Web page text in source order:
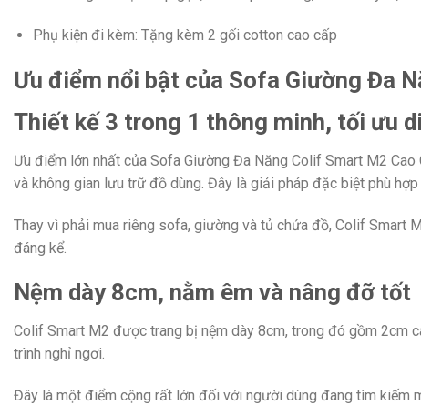
Phụ kiện đi kèm: Tặng kèm 2 gối cotton cao cấp
Ưu điểm nổi bật của Sofa Giường Đa
Thiết kế 3 trong 1 thông minh, tối ưu
Ưu điểm lớn nhất của Sofa Giường Đa Năng Colif Smart M2
và không gian lưu trữ đồ dùng. Đây là giải pháp đặc biệt phù
Thay vì phải mua riêng sofa, giường và tủ chứa đồ, Colif Smart
đáng kể.
Nệm dày 8cm, nằm êm và nâng đỡ tốt
Colif Smart M2 được trang bị nệm dày 8cm, trong đó gồm 2cm
trình nghỉ ngơi.
Đây là một điểm cộng rất lớn đối với người dùng đang tìm kiếm